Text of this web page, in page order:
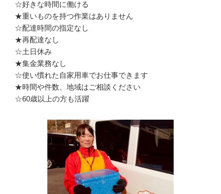
☆好きな時間に働ける
★重いものを持つ作業はありません
☆配達時間の指定なし
★再配達なし
☆土日休み
★集金業務なし
☆使い慣れた自家用車でお仕事できます
★時間や件数、地域はご相談ください
☆60歳以上の方も活躍